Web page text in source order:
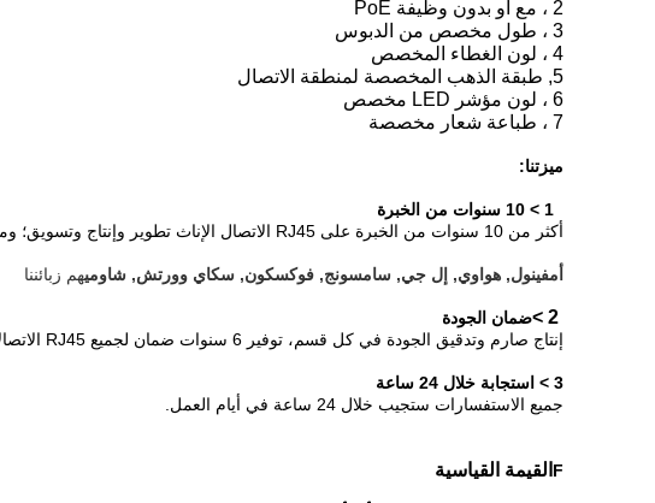
2 ، مع أو بدون وظيفة PoE
3 ، طول مخصص من الدبوس
4 ، لون الغطاء المخصص
5, طبقة الذهب المخصصة لمنطقة الاتصال
6 ، لون مؤشر LED مخصص
7 ، طباعة شعار مخصصة
ميزتنا:
1 > 10 سنوات من الخبرة
أكثر من 10 سنوات من الخبرة على RJ45 الاتصال الإناث تطوير وإنتاج وتسويق؛ ومنتجاتنا تباع لأكثر من 800 عميل في 63 بلدا؛قدمت هيلينغ أكثر من 1000 نموذج من RJ45 الاتصالات الإناث لعملائنا.
أمفينول, هواوي, إل جي, سامسونج, فوكسكون, سكاي وورتش, شاوميهم زبائننا
2 >
ضمان الجودة
إنتاج صارم وتدقيق الجودة في كل قسم، توفير 6 سنوات ضمان لجميع RJ45 الاتصالات الإناث لدينا.
3 > استجابة خلال 24 ساعة
جميع الاستفسارات ستجيب خلال 24 ساعة في أيام العمل.
F القيمة القياسية